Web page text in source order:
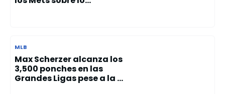
MLB
Max Scherzer alcanza los
3,500 ponches en las
Grandes Ligas pese a la ...